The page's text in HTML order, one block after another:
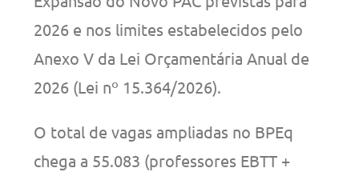
2026 e nos limites estabelecidos pelo
Anexo V da Lei Orçamentária Anual de
2026 (Lei nº 15.364/2026).
O total de vagas ampliadas no BPEq
chega a 55.083 (professores EBTT +